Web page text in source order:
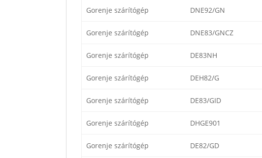
Gorenje szárítógép DNE92/GN
Gorenje szárítógép DNE83/GNCZ
Gorenje szárítógép DE83NH
Gorenje szárítógép DEH82/G
Gorenje szárítógép DE83/GID
Gorenje szárítógép DHGE901
Gorenje szárítógép DE82/GD